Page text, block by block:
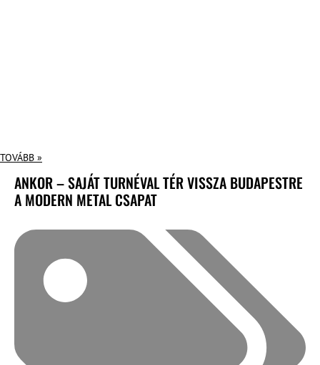
TOVÁBB »
ANKOR – SAJÁT TURNÉVAL TÉR VISSZA BUDAPESTRE
A MODERN METAL CSAPAT